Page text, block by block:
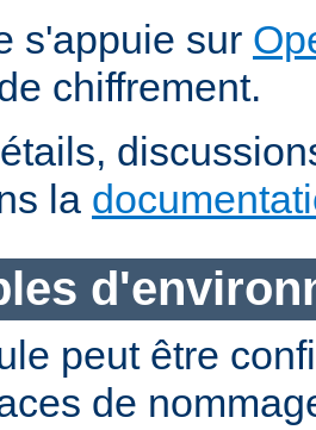
s'appuie sur
chiffrement.
la
peut être
de